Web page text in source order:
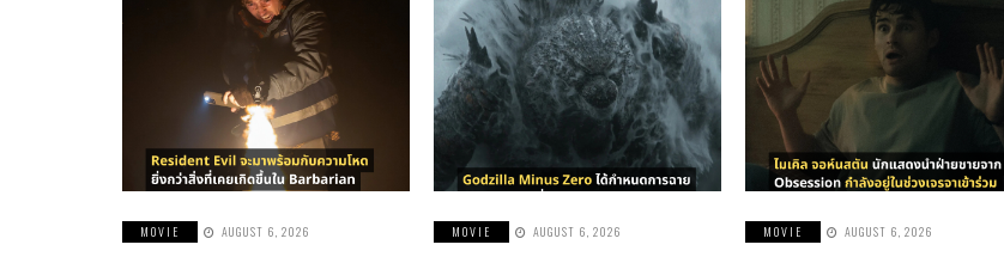
MOVIE AUGUST 6, 2026 MOVIE AUGUST 6, 2026 MOVIE AUGUST 6, 2026